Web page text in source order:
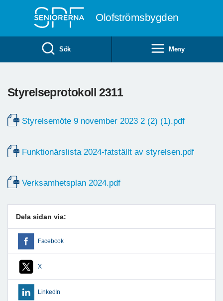
Olofströmsbygden
Sök Meny
Styrelseprotokoll 2311
Styrelsemöte 9 november 2023 2 (2) (1).pdf
Funktionärslista 2024-fatställt av styrelsen.pdf
Verksamhetsplan 2024.pdf
Dela sidan via:
Facebook
X
LinkedIn